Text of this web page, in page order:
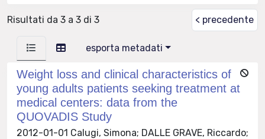
Risultati da 3 a 3 di 3 < precedente
esporta metadati
Weight loss and clinical characteristics of
young adults patients seeking treatment at
medical centers: data from the
QUOVADIS Study
2012-01-01 Calugi, Simona; DALLE GRAVE, Riccardo;